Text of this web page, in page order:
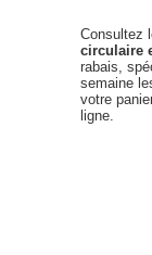
Consultez
circulaire
rabais,
semaine
votre
ligne.